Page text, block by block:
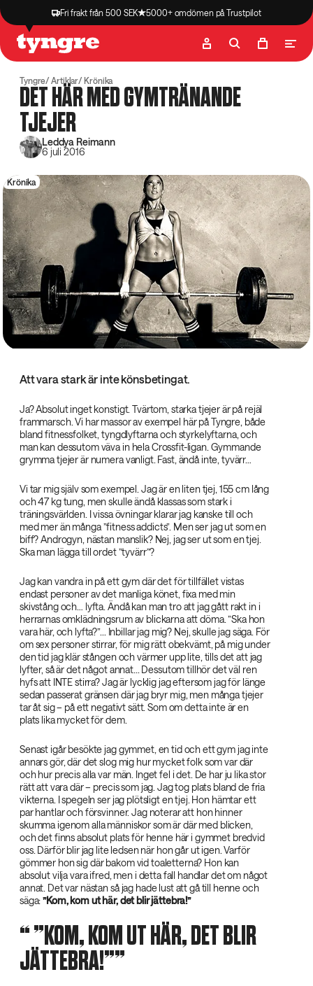
Fri frakt från 500 SEK 5000+ omdömen på Trustpilot
Butik Recept
Tyngre Artiklar Krönika
DET HÄR MED GYMTRÄNANDE
TJEJER
Leddya Reimann
6 juli 2016
Krönika
Att vara stark är inte könsbetingat.
Ja? Absolut inget konstigt. Tvärtom, starka tjejer är på rejäl
frammarsch. Vi har massor av exempel här på Tyngre, både
bland fitnessfolket, tyngdlyftarna och styrkelyftarna, och
man kan dessutom väva in hela Crossfit-ligan. Gymmande
grymma tjejer är numera vanligt. Fast, ändå inte, tyvärr…
Vi tar mig själv som exempel. Jag är en liten tjej, 155 cm lång
och 47 kg tung, men skulle ändå klassas som stark i
träningsvärlden. I vissa övningar klarar jag kanske till och
med mer än många ”fitness addicts”. Men ser jag ut som en
biff? Androgyn, nästan manslik? Nej, jag ser ut som en tjej.
Ska man lägga till ordet ”tyvärr”?
Jag kan vandra in på ett gym där det för tillfället vistas
endast personer av det manliga könet, fixa med min
skivstång och… lyfta. Ändå kan man tro att jag gått rakt in i
herrarnas omklädningsrum av blickarna att döma. ”Ska hon
vara här, och lyfta?”... Inbillar jag mig? Nej, skulle jag säga. För
om sex personer stirrar, för mig rätt obekvämt, på mig under
den tid jag klär stången och värmer upp lite, tills det att jag
lyfter, så är det något annat... Dessutom tillhör det väl ren
hyfs att INTE stirra? Jag är lycklig jag eftersom jag för länge
sedan passerat gränsen där jag bryr mig, men många tjejer
tar åt sig – på ett negativt sätt. Som om detta inte är en
plats lika mycket för dem.
Senast igår besökte jag gymmet, en tid och ett gym jag inte
annars gör, där det slog mig hur mycket folk som var där
och hur precis alla var män. Inget fel i det. De har ju lika stor
rätt att vara där – precis som jag. Jag tog plats bland de fria
vikterna. I spegeln ser jag plötsligt en tjej. Hon hämtar ett
par hantlar och försvinner. Jag noterar att hon hinner
skumma igenom alla människor som är där med blicken,
och det finns absolut plats för henne här i gymmet bredvid
oss. Därför blir jag lite ledsen när hon går ut igen. Varför
gömmer hon sig där bakom vid toaletterna? Hon kan
absolut vilja vara ifred, men i detta fall handlar det om något
annat. Det var nästan så jag hade lust att gå till henne och
säga:”Kom, kom ut här, det blir jättebra!”‌
”KOM, KOM UT HÄR, DET BLIR
JÄTTEBRA!”‌